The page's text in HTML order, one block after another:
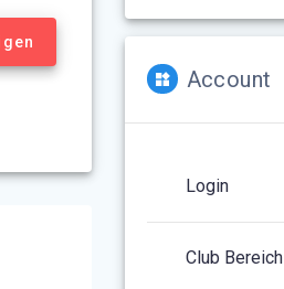
Account
Login
Club Bereich